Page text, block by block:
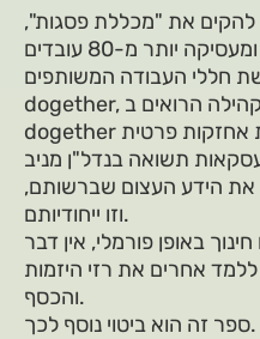
החליטו להקים את "מכללת פסגות",
חללי העבודה המשותפים,
dogether, שנותנת מענה למאות חברי קהילה הרואים ב-
dogether בית, והם גם הבעלים של חברת אחזקות פרטית
את הידע העצום שברשותם,
וזו ייחודיותם.
באופן פורמלי, אין דבר
אחרים את רזי היזמות
והכסף.
ספר זה הוא ביטוי נוסף לכך.